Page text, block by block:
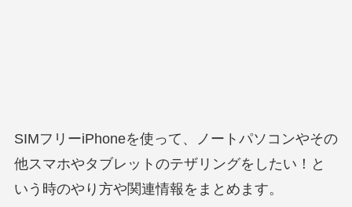
SIMフリーiPhoneを使って、ノートパソコンやその
他スマホやタブレットのテザリングをしたい！と
いう時のやり方や関連情報をまとめます。